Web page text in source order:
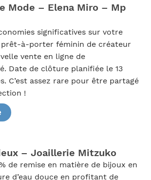
Mode – Elena Miro – Mp
significatives sur votre
prêt-à-porter féminin de créateur
vente en ligne de
Date de clôture planifiée le 13
C’est assez rare pour être partagé
!
– Joaillerie Mitzuko
de remise en matière de bijoux en
d’eau douce en profitant de